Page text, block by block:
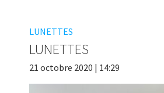
LUNETTES
LUNETTES
21 octobre 2020 | 14:29